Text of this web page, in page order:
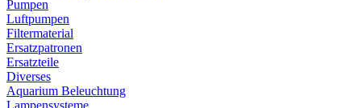
Pumpen
Luftpumpen
Filtermaterial
Ersatzpatronen
Ersatzteile
Diverses
Aquarium Beleuchtung
Lampensysteme